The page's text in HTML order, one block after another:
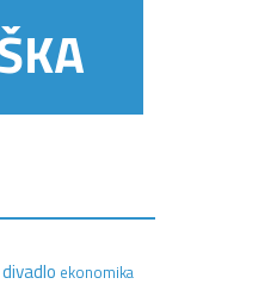
divadlo ekonomika